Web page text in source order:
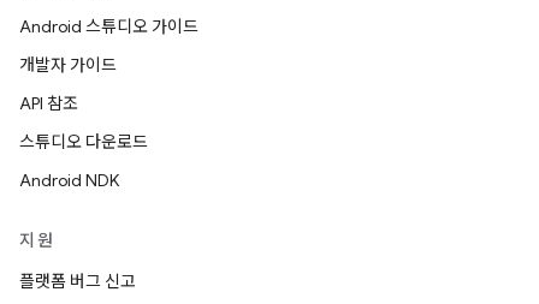
Android 스튜디오 가이드
개발자 가이드
API 참조
스튜디오 다운로드
Android NDK
지원
플랫폼 버그 신고